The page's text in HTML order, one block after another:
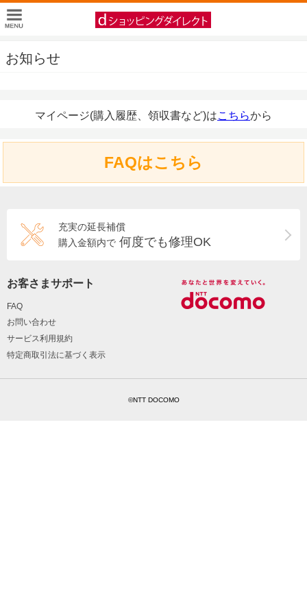
お知らせ
マイページ(購入履歴、領収書など)はこちらから
FAQはこちら
充実の延長補償
購入金額内で 何度でも修理OK
お客さまサポート
FAQ
お問い合わせ
サービス利用規約
特定商取引法に基づく表示
©NTT DOCOMO